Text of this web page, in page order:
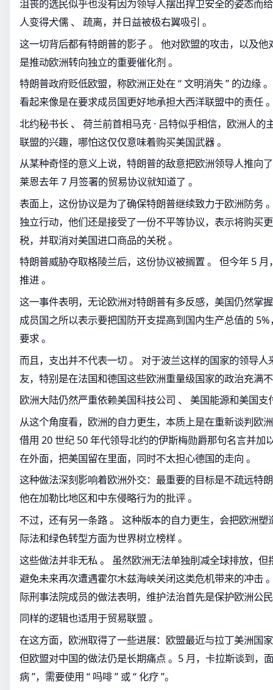
沮丧的选民似乎也没有因为领导人摆出捍卫安全的姿态而
人变得犬儒 、 疏离，并日益被极右翼吸引 。
这一切背后都有特朗普的影子 。 他对欧盟的攻击，以及
是推动欧洲转向独立的重要催化剂 。
特朗普政府贬低欧盟，称欧洲正处在 “ 文明消失 ” 的边缘
看起来像是在要求成员国更好地承担大西洋联盟中的责任
北约秘书长 、 荷兰前首相马克 · 吕特似乎相信，欧洲人的
联盟的兴趣，哪怕这仅仅意味着购买美国武器 。
从某种奇怪的意义上说，特朗普的敌意把欧洲领导人推向
莱恩去年 7 月签署的贸易协议就知道了 。
表面上，这份协议是为了确保特朗普继续致力于欧洲防务
独立行动，他们还是接受了一份不平等协议，表示将购买
税，并取消对美国进口商品的关税 。
特朗普威胁夺取格陵兰后，这份协议被搁置 。 但今年 5
推进 。
这一事件表明，无论欧洲对特朗普有多反感，美国仍然掌
成员国之所以表示要把国防开支提高到国内生产总值的
要求 。
而且，支出并不代表一切 。 对于波兰这样的国家的领导
友，特别是在法国和德国这些欧洲重量级国家的政治充满
欧洲大陆仍然严重依赖美国科技公司 、 美国能源和美国支
从这个角度看，欧洲的自力更生，本质上是在重新谈判欧
借用 20 世纪 50 年代领导北约的伊斯梅勋爵那句名言并加
在外面，把美国留在里面，同时不太担心德国的走向 。
这种做法深刻影响着欧洲外交：最重要的目标是不疏远特
他在加勒比地区和中东侵略行为的批评 。
不过，还有另一条路 。 这种版本的自力更生，会把欧洲
际法和绿色转型方面为世界树立榜样 。
这些做法并非无私 。 虽然欧洲无法单独削减全球排放，
避免未来再次遭遇霍尔木兹海峡关闭这类危机带来的冲击
际刑事法院成员的做法表明，维护法治首先是保护欧洲公
同样的逻辑也适用于贸易联盟 。
在这方面，欧洲取得了一些进展：欧盟最近与拉丁美洲国
但欧盟对中国的做法仍是长期痛点 。5 月，卡拉斯谈到，
病 ”，需要使用 “ 吗啡 ” 或 “ 化疗 ”。